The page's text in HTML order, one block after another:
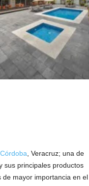
Córdoba , Veracruz; una de
sus principales productos
de mayor importancia en el